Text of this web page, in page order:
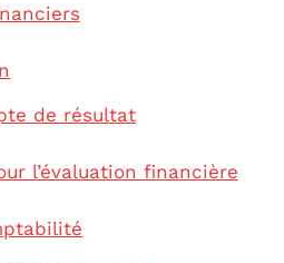
de résultat
l’évaluation financière